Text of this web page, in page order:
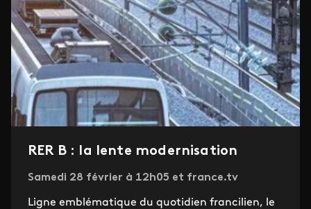
RER B : la lente modernisation
Samedi 28 février à 12h05 et france.tv
Ligne emblématique du quotidien francilien, le